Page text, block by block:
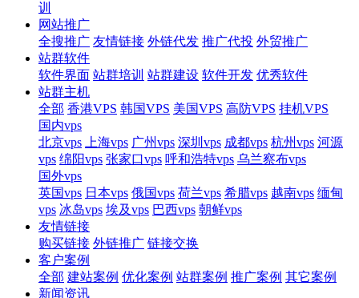
训
网站推广
全搜推广 友情链接 外链代发 推广代投 外贸推广
站群软件
软件界面 站群培训 站群建设 软件开发 优秀软件
站群主机
全部 香港VPS 韩国VPS 美国VPS 高防VPS 挂机VPS
国内vps
北京vps
上海vps 广州vps 深圳vps 成都vps 杭州vps 河源
vps 绵阳vps 张家口vps 呼和浩特vps 乌兰察布vps
国外vps
英国vps 日本vps 俄国vps 荷兰vps 希腊vps 越南vps 缅甸
vps 冰岛vps 埃及vps 巴西vps 朝鲜vps
友情链接
购买链接 外链推广 链接交换
客户案例
全部 建站案例 优化案例 站群案例 推广案例 其它案例
新闻资讯